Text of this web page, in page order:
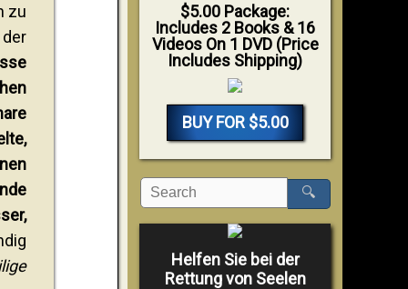
zu
$5.00 Package:
Includes 2 Books & 16
Videos On 1 DVD (Price
Includes Shipping)
BUY FOR $5.00
🔍
Helfen Sie bei der
Rettung von Seelen